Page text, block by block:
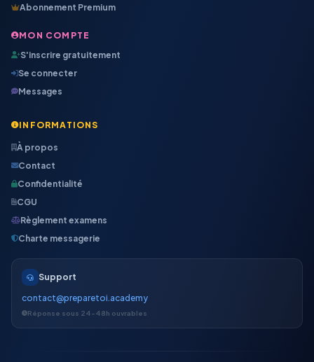
Abonnement Premium
MON COMPTE
S'inscrire gratuitement
Se connecter
Messages
INFORMATIONS
À propos
Contact
Confidentialité
CGU
Règlement examens
Charte messagerie
Support
contact@preparetoi.academy
Réponse sous 24-48h ouvrables